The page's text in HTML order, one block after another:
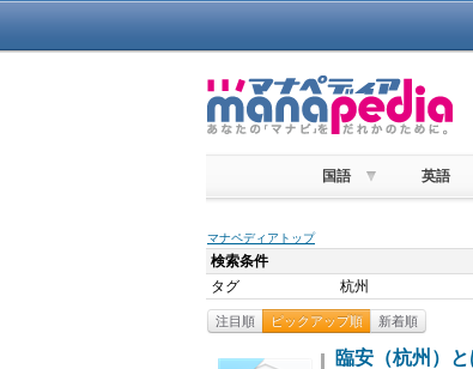
国語 英語
マナペディアトップ
検索条件
タグ
杭州
注目順 ピックアップ順 新着順
臨安（杭州）